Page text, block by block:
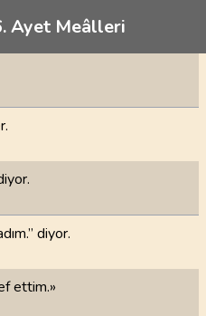
Ayet Meâlleri
diyor.
ettim.»